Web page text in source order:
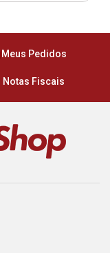
Pedidos
Notas Fiscais